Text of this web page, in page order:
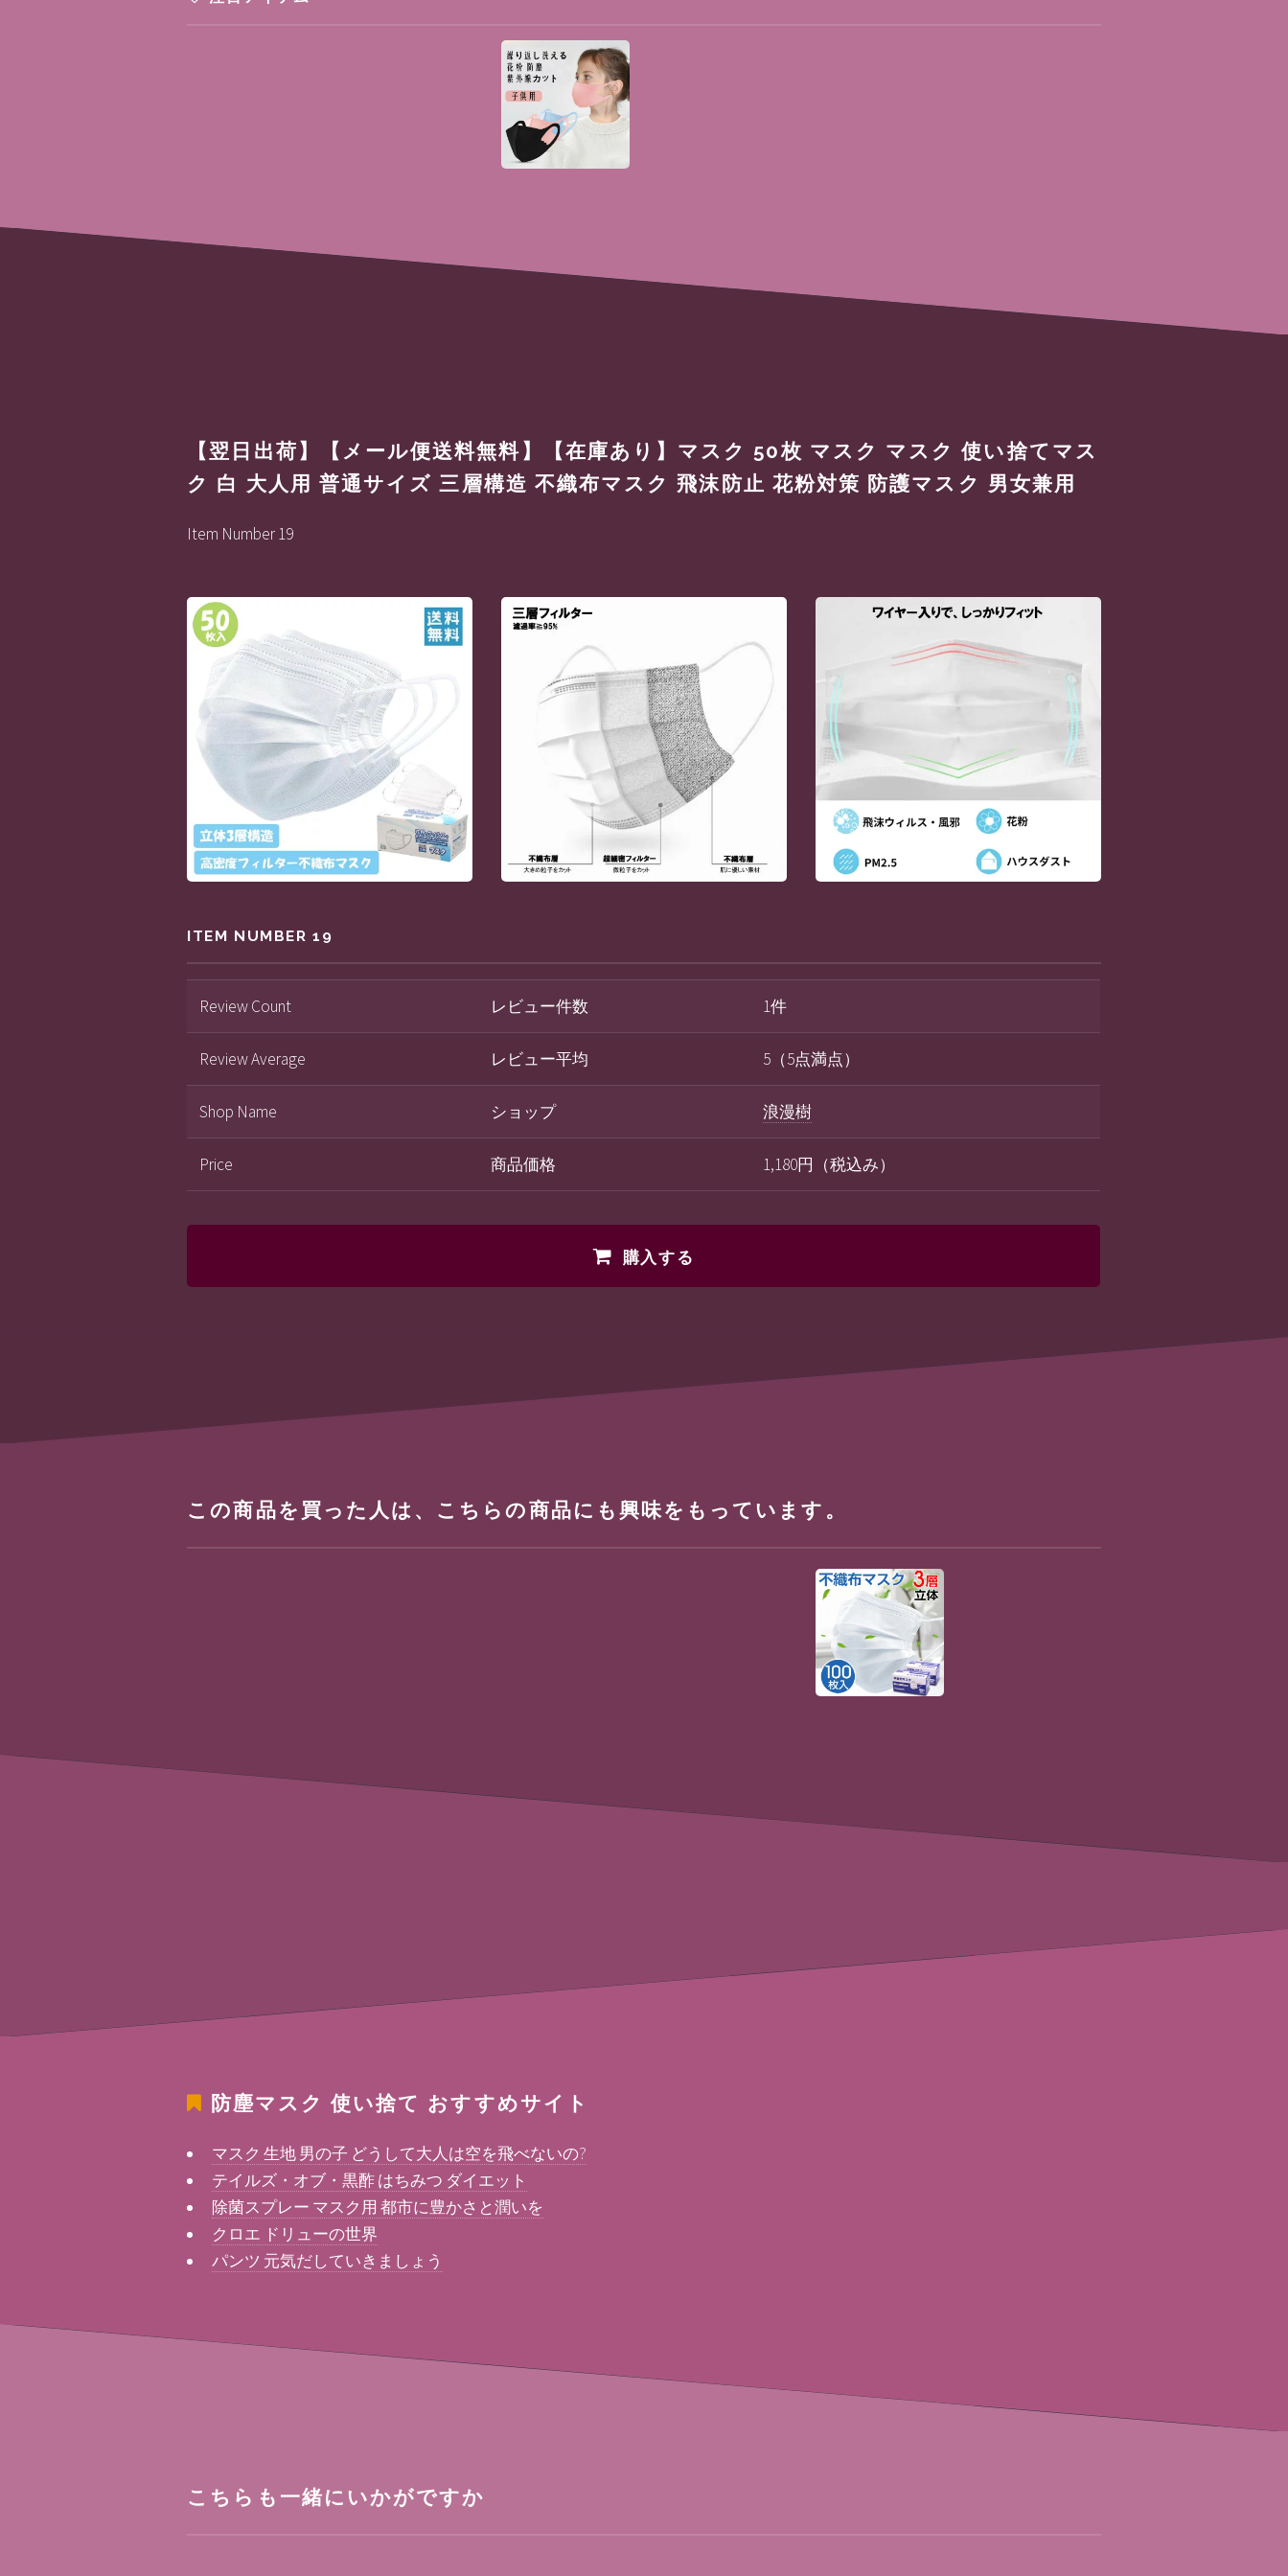
【翌日出荷】【メール便送料無料】【在庫あり】マスク 50枚 マスク マスク 使い捨てマス
ク 白 大人用 普通サイズ 三層構造 不織布マスク 飛沫防止 花粉対策 防護マスク 男女兼用
Item Number 19
ITEM NUMBER 19
Review Count レビュー件数 1件
Review Average レビュー平均 5（5点満点）
Shop Name ショップ 浪漫樹
Price 商品価格 1,180円（税込み）
購入する
この商品を買った人は、こちらの商品にも興味をもっています。
防塵マスク 使い捨て おすすめサイト
マスク 生地 男の子 どうして大人は空を飛べないの?
テイルズ・オブ・黒酢 はちみつ ダイエット
除菌スプレー マスク用 都市に豊かさと潤いを
クロエ ドリューの世界
パンツ 元気だしていきましょう
こちらも一緒にいかがですか